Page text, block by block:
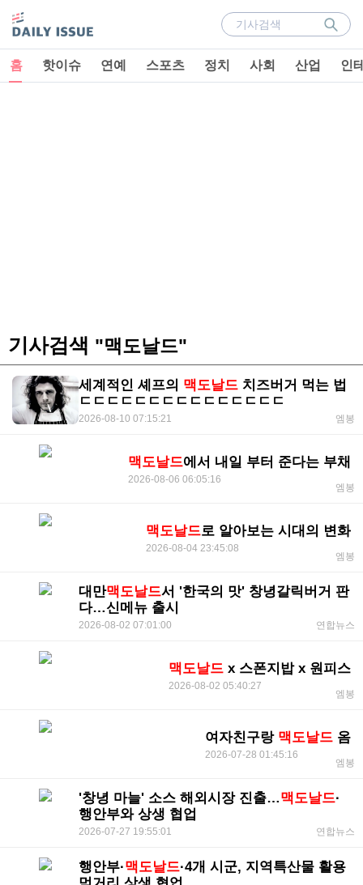
홈 핫이슈 연예 스포츠 정치 사회 산업 인
기사검색 "맥도날드"
세계적인 셰프의 맥도날드 치즈버거 먹는 법
ㄷㄷㄷㄷㄷㄷㄷㄷㄷㄷㄷㄷㄷㄷㄷ
2026-08-10 07:15:21 엠봉
맥도날드에서 내일 부터 준다는 부채
2026-08-06 06:05:16
엠봉
맥도날드로 알아보는 시대의 변화
2026-08-04 23:45:08
엠봉
대만맥도날드서 '한국의 맛' 창녕갈릭버거 판
다…신메뉴 출시
2026-08-02 07:01:00 연합뉴스
맥도날드 x 스폰지밥 x 원피스
2026-08-02 05:40:27
엠봉
여자친구랑 맥도날드 옴
2026-07-28 01:45:16
엠봉
'창녕 마늘' 소스 해외시장 진출…맥도날드·
행안부와 상생 협업
2026-07-27 19:55:01 연합뉴스
행안부·맥도날드·4개 시군, 지역특산물 활용